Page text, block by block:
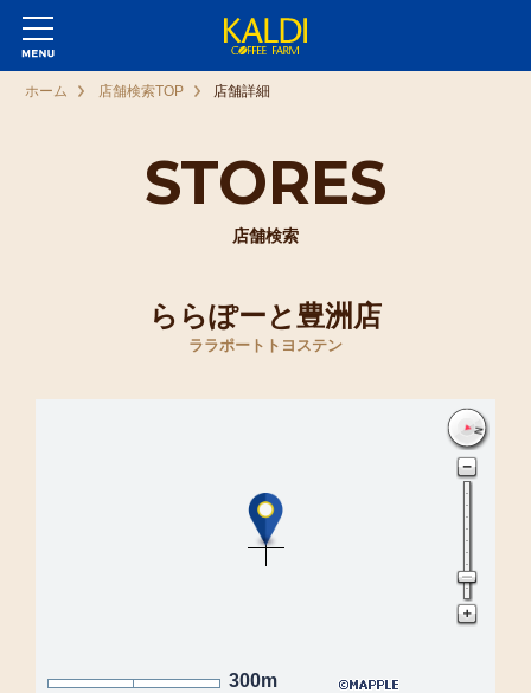
STORES
店舗検索
ホーム 店舗検索TOP 店舗詳細
ららぽーと豊洲店
ララポートトヨステン
300m